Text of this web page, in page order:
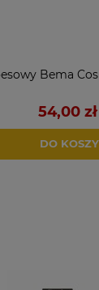
Bema
54,00 zł
DO